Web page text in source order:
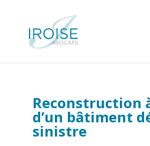
Reconstruction
d’un bâtiment
sinistre